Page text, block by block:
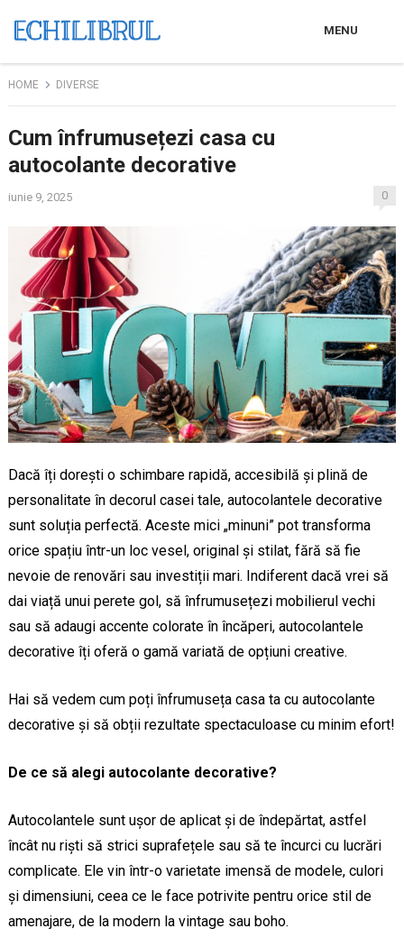
MENU
HOME DIVERSE
Cum înfrumusețezi casa cu
autocolante decorative
iunie 9, 2025 0
Dacă îți dorești o schimbare rapidă, accesibilă și plină de
personalitate în decorul casei tale, autocolantele decorative
sunt soluția perfectă. Aceste mici „minuni” pot transforma
orice spațiu într-un loc vesel, original și stilat, fără să fie
nevoie de renovări sau investiții mari. Indiferent dacă vrei să
dai viață unui perete gol, să înfrumusețezi mobilierul vechi
sau să adaugi accente colorate în încăperi, autocolantele
decorative îți oferă o gamă variată de opțiuni creative.
Hai să vedem cum poți înfrumuseța casa ta cu autocolante
decorative și să obții rezultate spectaculoase cu minim efort!
De ce să alegi autocolante decorative?
Autocolantele sunt ușor de aplicat și de îndepărtat, astfel
încât nu riști să strici suprafețele sau să te încurci cu lucrări
complicate. Ele vin într-o varietate imensă de modele, culori
și dimensiuni, ceea ce le face potrivite pentru orice stil de
amenajare, de la modern la vintage sau boho.